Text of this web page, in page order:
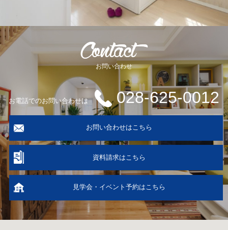
お問い合わせ
お電話でのお問い合わせは 028-625-0012
お問い合わせはこちら
資料請求はこちら
見学会・イベント予約はこちら